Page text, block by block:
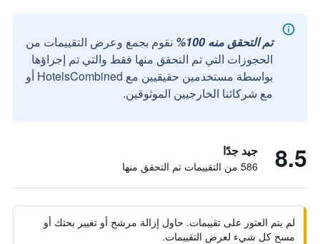
تم التحقق منه 100%
نقوم بجمع وعرض التقييمات من
الحجوزات التي تم التحقق منها فقط والتي تم إجراؤها
بواسطة مستخدمين حقيقيين مع HotelsCombined أو
مع شركائنا الخارجيين الموثوقين.
8.5 جيد جدًا
586 من التقييمات تم التحقق منها
لم يتم العثور على تقييمات. حاول إزالة مرشح أو تغيير بحثك أو
مسح كل شيء لعرض التقييمات.